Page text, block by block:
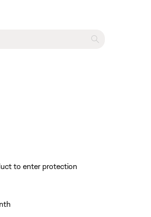
to enter protection